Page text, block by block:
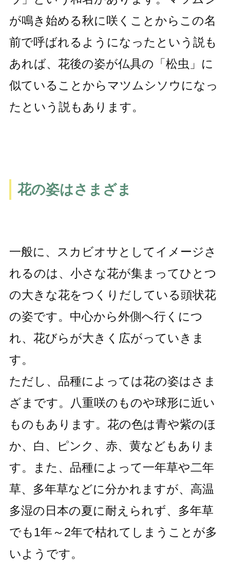
が鳴き始める秋に咲くことからこの名
前で呼ばれるようになったという説も
あれば、花後の姿が仏具の「松虫」に
似ていることからマツムシソウになっ
たという説もあります。
花の姿はさまざま
一般に、スカビオサとしてイメージさ
れるのは、小さな花が集まってひとつ
の大きな花をつくりだしている頭状花
の姿です。中心から外側へ行くにつ
れ、花びらが大きく広がっていきま
す。
ただし、品種によっては花の姿はさま
ざまです。八重咲のものや球形に近い
ものもあります。花の色は青や紫のほ
か、白、ピンク、赤、黄などもありま
す。また、品種によって一年草や二年
草、多年草などに分かれますが、高温
多湿の日本の夏に耐えられず、多年草
でも1年～2年で枯れてしまうことが多
いようです。